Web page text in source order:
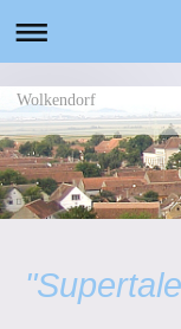
Wolkendorf